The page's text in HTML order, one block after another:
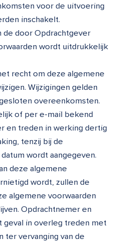
voor de uitvoering
inschakelt.
de door Opdrachtgever
wordt uitdrukkelijk
recht om deze algemene
Wijzigingen gelden
overeenkomsten.
of per e-mail bekend
en treden in werking dertig
tenzij bij de
wordt aangegeven.
deze algemene
wordt, zullen de
algemene voorwaarden
Opdrachtnemer en
geval in overleg treden met
ter vervanging van de